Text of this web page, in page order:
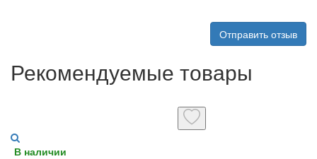
Отправить отзыв
Рекомендуемые товары
В наличии